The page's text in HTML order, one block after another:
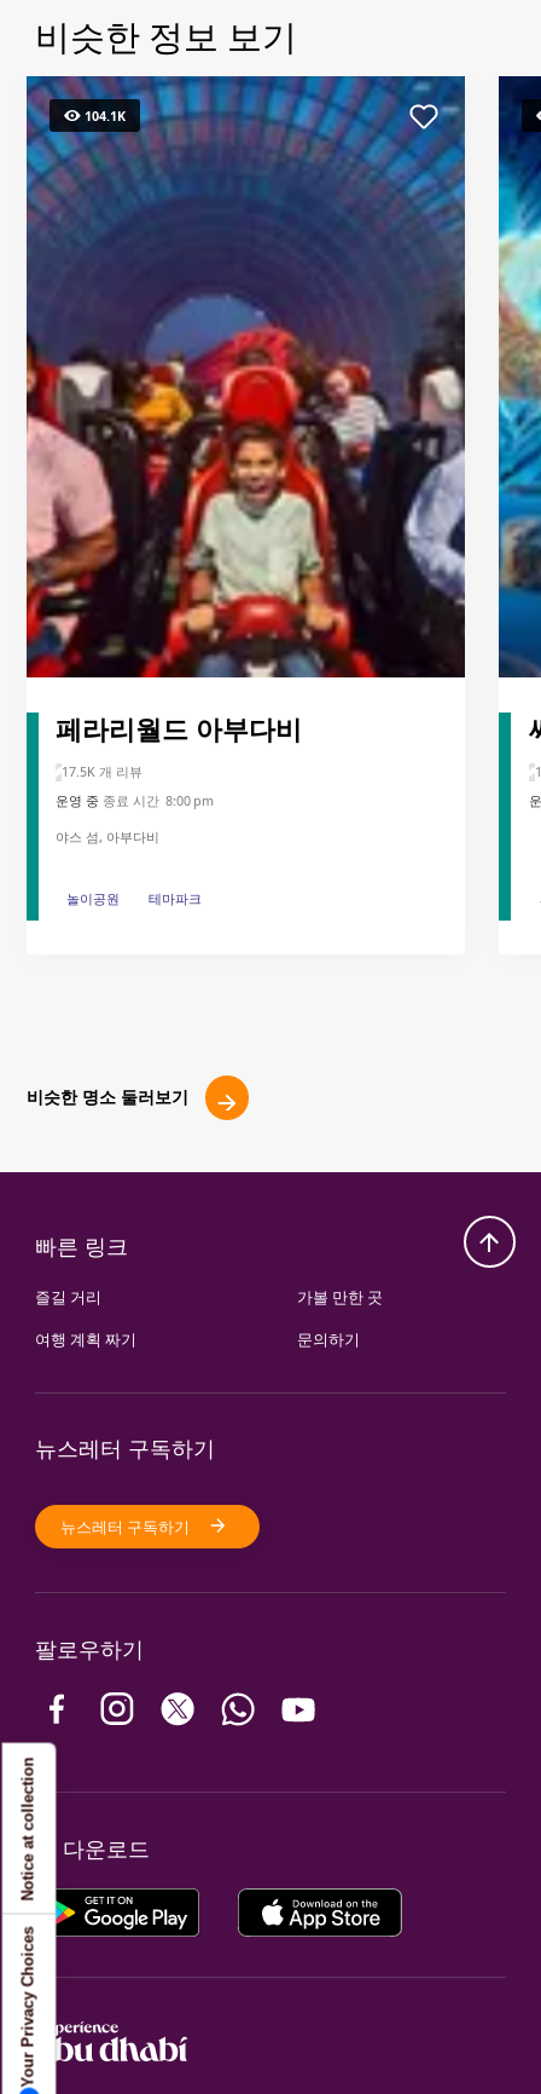
비슷한 정보 보기
104.1K
페라리월드 아부다비
17.5K 개 리뷰
운영 중종료 시간 8:00 pm
야스 섬, 아부다비
놀이공원 테마파크
놀이공원 테마파크
비슷한 명소 둘러보기
빠른 링크
즐길 거리
여행 계획 짜기
가볼 만한 곳
문의하기
뉴스레터 구독하기
뉴스레터 구독하기
팔로우하기
앱 다운로드
Your Privacy Choices
Notice at collection